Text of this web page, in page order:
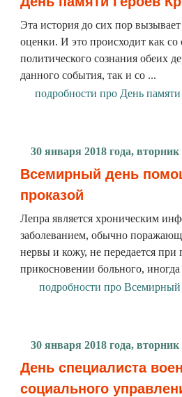
Эта история до сих пор
оценки. И это происходит как
политического сознания обеих
данного события, так и со ...
подробности про День
30 января 2018 года, вторник
Всемирный день
проказой
Лепра является хроническим
заболеванием, обычно
нервы и кожу, не передается при
прикосновении больного, иногда
подробности про
30 января 2018 года, вторник
День специалиста
социального